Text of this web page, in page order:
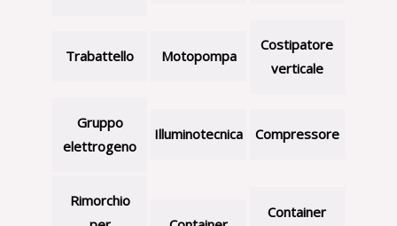
Trabattello Motopompa
Costipatore
verticale
Gruppo
elettrogeno
Illuminotecnica Compressore
Rimorchio
Container